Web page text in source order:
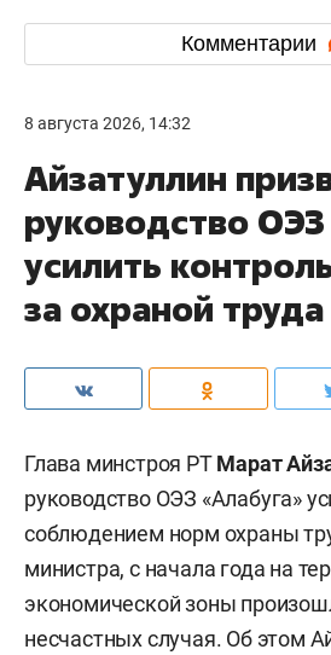
Комментарии
8 августа 2026, 14:32
Айзатуллин
руководство
усилить
за охраной труда
Глава минстроя РТМарат
руководство ОЭЗ «Алабуга»
соблюдением норм охраны
министра, с начала года на
экономической зоны
несчастных случая. Об этом